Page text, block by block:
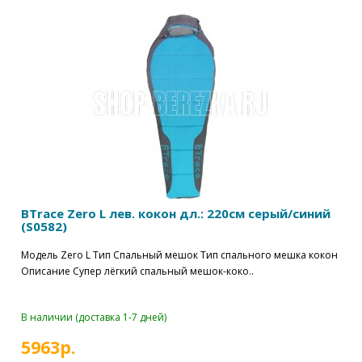
BTrace Zero L лев. кокон дл.: 220см серый/синий
(S0582)
Модель Zero L Тип Спальный мешок Тип спального мешка кокон
Описание Супер лёгкий спальный мешок-коко..
В наличии (доставка 1-7 дней)
5963р.